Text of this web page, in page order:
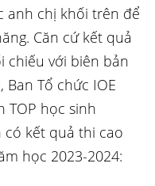
anh chị khối trên để
Căn cứ kết quả
chiếu với biên bản
Tổ chức IOE
TOP học sinh
có kết quả thi cao
học 2023-2024: